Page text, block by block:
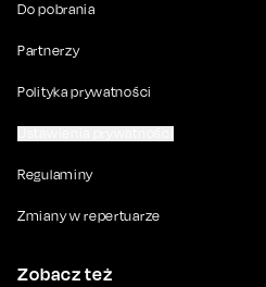
Do pobrania
Partnerzy
Polityka prywatności
Regulaminy
Zmiany w repertuarze
Zobacz też